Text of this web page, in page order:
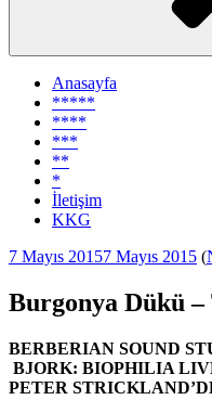
Anasayfa
*****
****
***
**
*
İletişim
KKG
Yayım
7 Mayıs 20157 Mayıs 2015 (
Burgonya Dükü
BERBERIAN SOUND
BJORK: BIOPHILIA
PETER